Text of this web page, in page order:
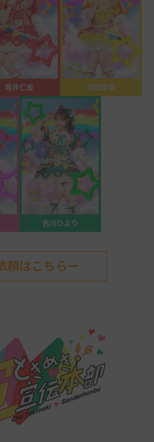
坂井仁香
吉川ひより
菅田愛貴
頼はこちらー